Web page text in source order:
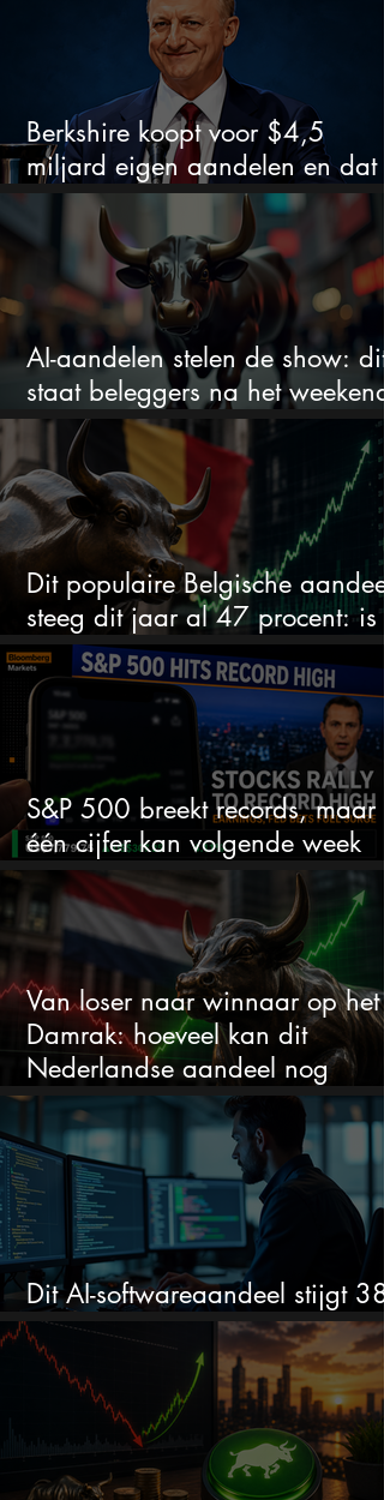
Berkshire koopt voor $4,5
miljard eigen aandelen en dat
zegt veel over de waardering
AI-aandelen stelen de show: dit
staat beleggers na het weekend
te wachten
Dit populaire Belgische aandeel
steeg dit jaar al 47 procent: is
ruimte voor meer?
S&P 500 breekt records, maar
één cijfer kan volgende week
alles veranderen
Van loser naar winnaar op het
Damrak: hoeveel kan dit
Nederlandse aandeel nog
stijgen?
Dit AI-softwareaandeel stijgt
en zet de SaaS-crash op zijn